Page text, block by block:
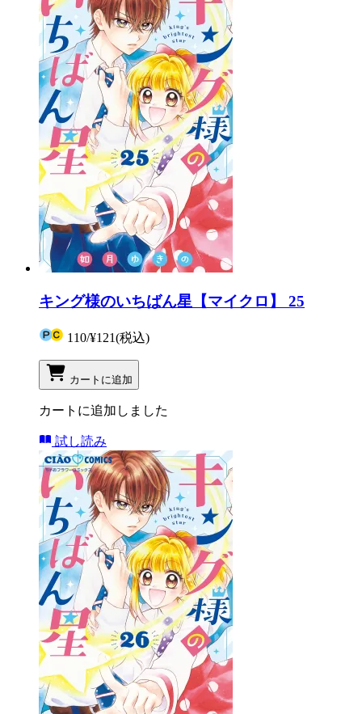
キング様のいちばん星【マイクロ】 25
110/¥121(税込)
カートに追加
カートに追加しました
試し読み